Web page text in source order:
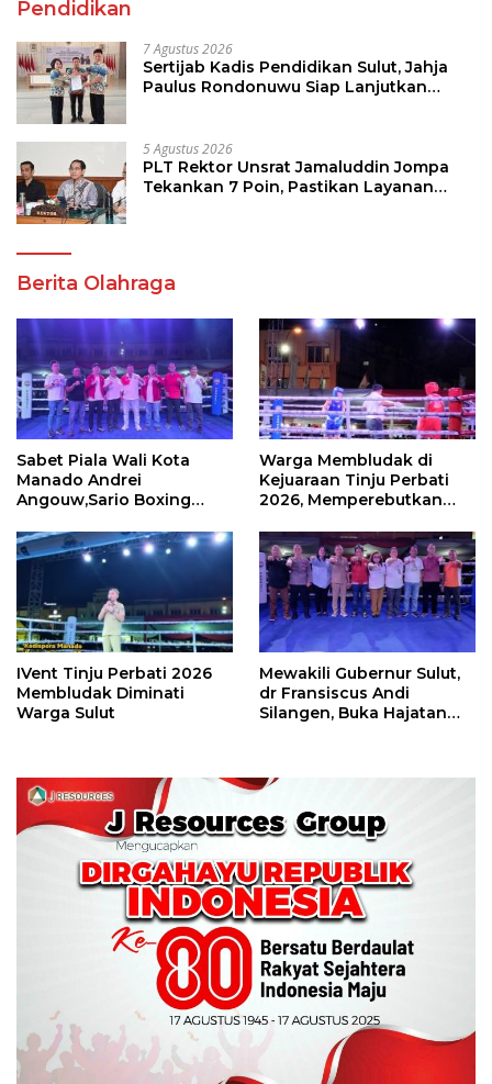
Pendidikan
7 Agustus 2026
Sertijab Kadis Pendidikan Sulut, Jahja
Paulus Rondonuwu Siap Lanjutkan
5 Agustus 2026
PLT Rektor Unsrat Jamaluddin Jompa
Tekankan 7 Poin, Pastikan Layanan
Berita Olahraga
Sabet Piala Wali Kota
Manado Andrei
Angouw,Sario Boxing
Perbati 2026
Warga Membludak di
Kejuaraan Tinju Perbati
2026, Memperebutkan
IVent Tinju Perbati 2026
Membludak Diminati
Warga Sulut
Mewakili Gubernur Sulut,
dr Fransiscus Andi
Silangen, Buka Hajatan